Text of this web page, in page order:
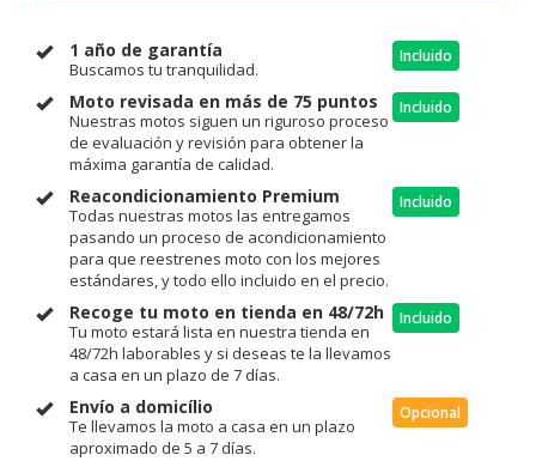
1 año de garantía
Buscamos tu tranquilidad.
Incluido
Moto revisada en más de 75 puntos
Nuestras motos siguen un riguroso proceso
de evaluación y revisión para obtener la
máxima garantía de calidad.
Incluido
Reacondicionamiento Premium
Todas nuestras motos las entregamos
pasando un proceso de acondicionamiento
para que reestrenes moto con los mejores
estándares, y todo ello incluido en el precio.
Incluido
Recoge tu moto en tienda en 48/72h
Tu moto estará lista en nuestra tienda en
48/72h laborables y si deseas te la llevamos
a casa en un plazo de 7 días.
Incluido
Envío a domicílio
Te llevamos la moto a casa en un plazo
aproximado de 5 a 7 días.
Opcional